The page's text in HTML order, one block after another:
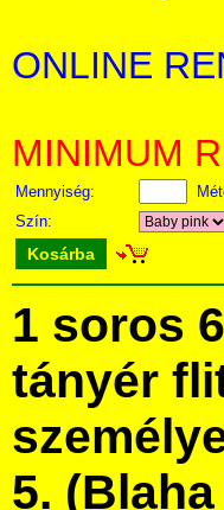
ONLINE
MINIMUM
Mennyiség:
Szín:
Kosárba
1 soros
tányér
5.